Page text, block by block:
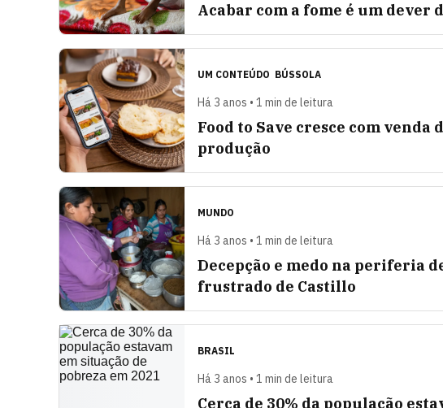
Acabar com a fome é um dever
UM CONTEÚDO BÚSSOLA
Há 3 anos • 1 min de leitura
Food to Save cresce com venda
produção
MUNDO
Há 3 anos • 1 min de leitura
Decepção e medo na periferia
frustrado de Castillo
BRASIL
Há 3 anos • 1 min de leitura
Cerca de 30% da população